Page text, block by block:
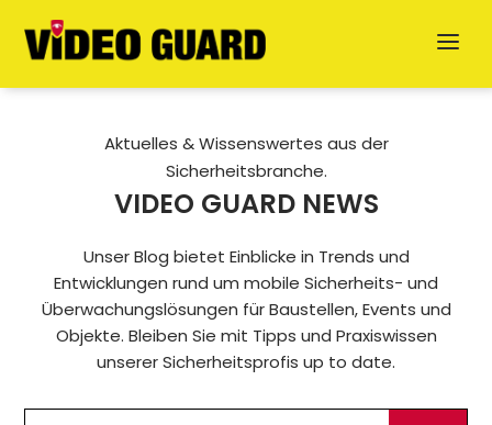
Jetzt anfragen
English
Aktuelles & Wissenswertes aus der
Sicherheitsbranche.
VIDEO GUARD NEWS
Unser Blog bietet Einblicke in Trends und
Entwicklungen rund um mobile Sicherheits- und
Überwachungslösungen für Baustellen, Events und
Objekte. Bleiben Sie mit Tipps und Praxiswissen
unserer Sicherheitsprofis up to date.